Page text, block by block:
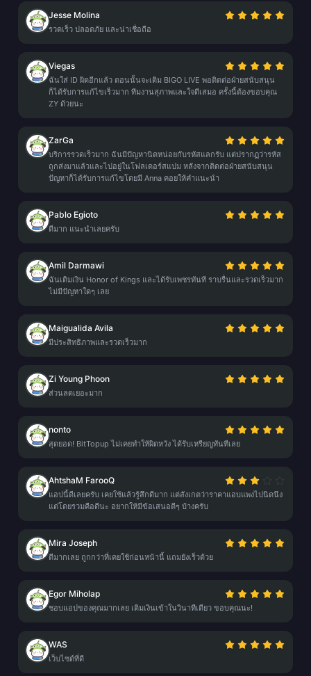
Jesse Molina
รวดเร็ว ปลอดภัย และน่าเชื่อถือ
Viegas
ฉันใส่ ID ผิดอีกแล้ว ตอนนั้นจะเติม BIGO LIVE พอติดต่อฝ่ายสนับสนุน
ก็ได้รับการแก้ไขเร็วมาก ทีมงานสุภาพและใจดีเสมอ ครั้งนี้ต้องขอบคุณ
ZY ด้วยนะ
ZarGa
บริการรวดเร็วมาก ฉันมีปัญหานิดหน่อยกับรหัสแลกรับ แต่ปรากฏว่ารหัส
ถูกส่งมาแล้วและไปอยู่ในโฟลเดอร์สแปม หลังจากติดต่อฝ่ายสนับสนุน
ปัญหาก็ได้รับการแก้ไขโดยมี Anna คอยให้คำแนะนำ
Pablo Egioto
ดีมาก แนะนำเลยครับ
Amil Darmawi
ฉันเติมเงิน Honor of Kings และได้รับเพชรทันที ราบรื่นและรวดเร็วมาก
ไม่มีปัญหาใดๆ เลย
Maigualida Avila
มีประสิทธิภาพและรวดเร็วมาก
Zi Young Phoon
ส่วนลดเยอะมาก
nonto
สุดยอด! BitTopup ไม่เคยทำให้ผิดหวัง ได้รับเหรียญทันทีเลย
AhtshaM FarooQ
แอปนี้ดีเลยครับ เคยใช้แล้วรู้สึกดีมาก แต่สังเกตว่าราคาแอบแพงไปนิดนึง
แต่โดยรวมคือดีนะ อยากให้มีข้อเสนอดีๆ บ้างครับ
Mira Joseph
ดีมากเลย ถูกกว่าที่เคยใช้ก่อนหน้านี้ แถมยังเร็วด้วย
Egor Miholap
ชอบแอปของคุณมากเลย เติมเงินเข้าในวินาทีเดียว ขอบคุณนะ!
WAS
เว็บไซต์ที่ดี